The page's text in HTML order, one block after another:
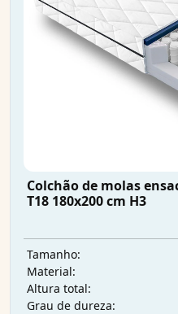
Colchão de molas
T18 180x200 cm H3
Tamanho:
Material:
Altura total:
Grau de dureza: